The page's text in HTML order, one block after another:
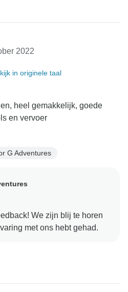
2022
in originele taal
heel gemakkelijk, goede
en vervoer
G Adventures
We zijn blij te horen